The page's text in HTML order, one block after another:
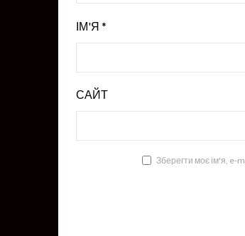
ІМ'Я *
САЙТ
Зберегти моє ім'я, e-